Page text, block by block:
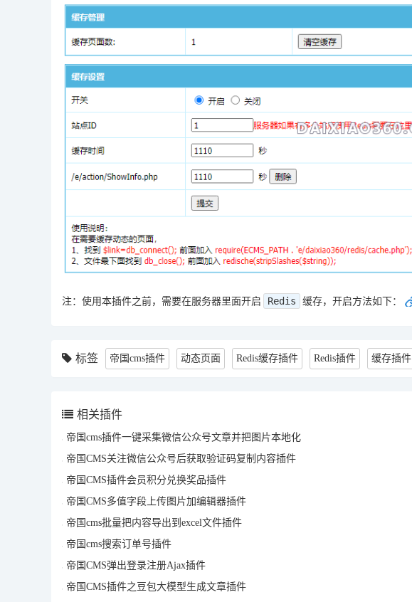
注：使用本插件之前，需要在服务器里面开启 Redis 缓存，开启方法如下：
标签 帝国cms插件 动态页面 Redis缓存插件 Redis插件 缓存插件
相关插件
帝国cms插件一键采集微信公众号文章并把图片本地化
帝国CMS关注微信公众号后获取验证码复制内容插件
帝国CMS插件会员积分兑换奖品插件
帝国CMS多值字段上传图片加编辑器插件
帝国cms批量把内容导出到excel文件插件
帝国cms搜索订单号插件
帝国CMS弹出登录注册Ajax插件
帝国CMS插件之豆包大模型生成文章插件